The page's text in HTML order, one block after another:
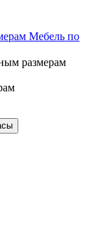
Мебель по